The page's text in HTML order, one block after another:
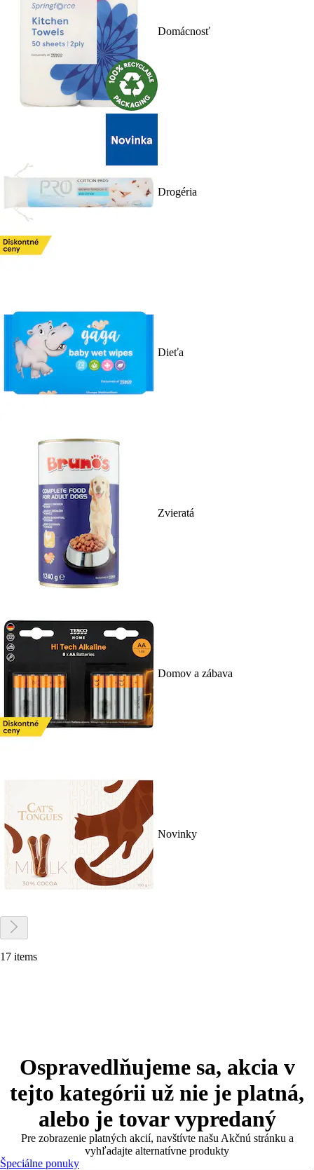
Domácnosť
Drogéria
Dieťa
Zvieratá
Domov a zábava
Novinky
17 items
Ospravedlňujeme sa, akcia v
tejto kategórii už nie je platná,
alebo je tovar vypredaný
Pre zobrazenie platných akcií, navštívte našu Akčnú stránku a
vyhľadajte alternatívne produkty
Špeciálne ponuky